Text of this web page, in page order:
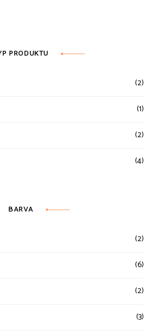
PRODUKTU
(2)
(1)
(2)
(4)
BARVA
(2)
(6)
(2)
(3)